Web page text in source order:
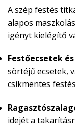
A szép festés
alapos
igényt kielégítő
Festőecsetek
sörtéjű ecsetek,
csíkmentes
idejét a